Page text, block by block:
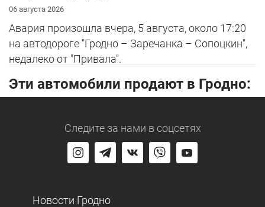
06 августа 2026
Авария произошла вчера, 5 августа, около 17:20
на автодороге "Гродно – Заречанка – Сопоцкин",
недалеко от "Привала".
Эти автомобили продают в Гродно:
Следите за нами в соцсетях
Новости Гродно